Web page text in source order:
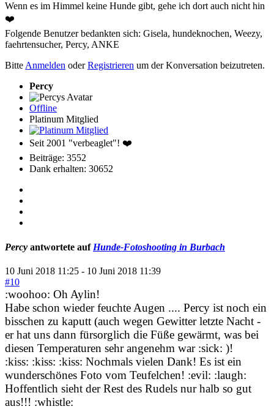
Wenn es im Himmel keine Hunde gibt, gehe ich dort auch nicht hin
❤️
Folgende Benutzer bedankten sich: Gisela, hundeknochen, Weezy,
faehrtensucher, Percy, ANKE
BitteAnmelden oderRegistrieren um der Konversation beizutreten.
Percy
Offline
Platinum Mitglied
Seit 2001 "verbeaglet"! ❤️
Beiträge: 3552
Dank erhalten: 30652
Percy antwortete auf Hunde-Fotoshooting in Burbach
10 Juni 2018 11:25 - 10 Juni 2018 11:39
#10
:woohoo: Oh Aylin!
Habe schon wieder feuchte Augen .... Percy ist noch ein
bisschen zu kaputt (auch wegen Gewitter letzte Nacht -
er hat uns dann fürsorglich die Füße gewärmt, was bei
diesen Temperaturen sehr angenehm war :sick: )!
:kiss: :kiss: :kiss: Nochmals vielen Dank! Es ist ein
wunderschönes Foto vom Teufelchen! :evil: :laugh:
Hoffentlich sieht der Rest des Rudels nur halb so gut
aus!!! :whistle: